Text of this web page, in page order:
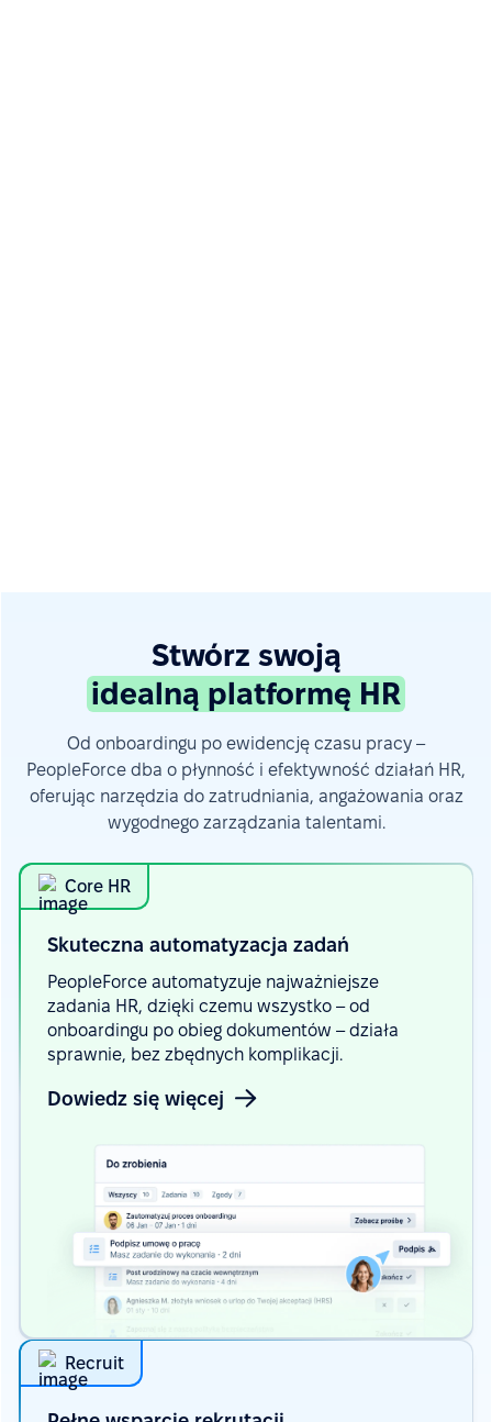
Stwórz swoją
idealną platformę HR
Od onboardingu po ewidencję czasu pracy –
PeopleForce dba o płynność i efektywność działań HR,
oferując narzędzia do zatrudniania, angażowania oraz
wygodnego zarządzania talentami.
Core HR
Skuteczna automatyzacja zadań
PeopleForce automatyzuje najważniejsze
zadania HR, dzięki czemu wszystko – od
onboardingu po obieg dokumentów – działa
sprawnie, bez zbędnych komplikacji.
Dowiedz się więcej
Recruit